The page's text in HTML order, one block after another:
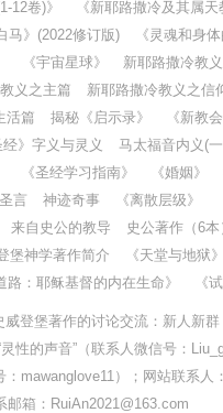
12卷)》
《新耶路撒冷及其属天
马》(2022修订版)
《灵魂和身
《宇宙星球》
新耶路撒冷教
义之主篇
新耶路撒冷教义之信
活篇
揭秘《启示录》
《新教
经》字义与灵义
马太福音内义(
《圣经学习指南》 《婚姻》
言 神迹奇事 《离散层级》
来自史公的教导
史公著作（6
堡神学著作简介
《天堂与地狱
路：耶稣基督的内在生命》 《
登堡著作的讨论交流：新人新群
性的声音”（联系人微信号：
：mawanglove11）；网站联系人
邮箱：RuiAn2021@163.com